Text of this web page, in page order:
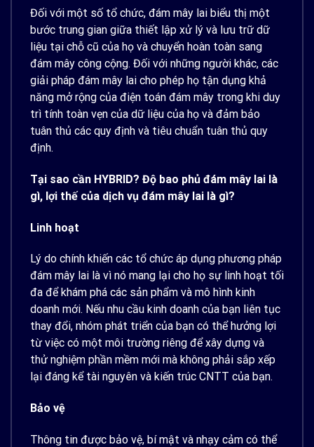
Đối với một số tổ chức, đám mây lai biểu thị một
bước trung gian giữa thiết lập xử lý và lưu trữ dữ
liệu tại chỗ cũ của họ và chuyển hoàn toàn sang
đám mây công cộng. Đối với những người khác, các
giải pháp đám mây lai cho phép họ tận dụng khả
năng mở rộng của điện toán đám mây trong khi duy
trì tính toàn vẹn của dữ liệu của họ và đảm bảo
tuân thủ các quy định và tiêu chuẩn tuân thủ quy
định.
Tại sao cần HYBRID? Độ bao phủ đám mây lai là
gì, lợi thế của dịch vụ đám mây lai là gì?
Linh hoạt
Lý do chính khiến các tổ chức áp dụng phương pháp
đám mây lai là vì nó mang lại cho họ sự linh hoạt tối
đa để khám phá các sản phẩm và mô hình kinh
doanh mới. Nếu nhu cầu kinh doanh của bạn liên tục
thay đổi, nhóm phát triển của bạn có thể hưởng lợi
từ việc có một môi trường riêng để xây dựng và
thử nghiệm phần mềm mới mà không phải sắp xếp
lại đáng kể tài nguyên và kiến ​​trúc CNTT của bạn.
Bảo vệ
Thông tin được bảo vệ, bí mật và nhạy cảm có thể